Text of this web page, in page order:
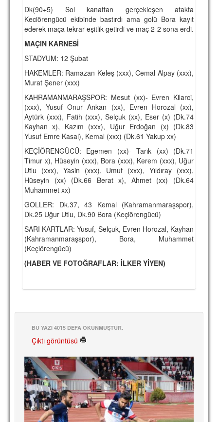
Dk(90+5) Sol kanattan gerçekleşen atakta
Keciörengücü ekibinde bastırdı ama golü Bora kayıt
ederek maça tekrar eşitlik getirdi ve maç 2-2 sona erdi.
MAÇIN KARNESİ
STADYUM: 12 Şubat
HAKEMLER: Ramazan Keleş (xxx), Cemal Alpay (xxx),
Murat Şener (xxx)
KAHRAMANMARAŞSPOR: Mesut (xx)- Evren Kilarci,
(xxx), Yusuf Onur Arıkan (xx), Evren Horozal (xx),
Aytürk (xxx), Fatih (xxx), Selçuk (xx), Eser (x) (Dk.74
Kayhan x), Kazım (xxx), Uğur Erdoğan (x) (Dk.83
Yusuf Emre Kasal), Kemal (xxx) (Dk.61 Yakup xx)
KEÇİÖRENGÜCÜ: Egemen (xx)- Tarık (xx) (Dk.71
Timur x), Hüseyin (xxx), Bora (xxx), Kerem (xxx), Uğur
Utlu (xxx), Yasin (xxx), Umut (xxx), Yıldıray (xxx),
Hüseyin (xx) (Dk.66 Berat x), Ahmet (xx) (Dk.64
Muhammet xx)
GOLLER: Dk.37, 43 Kemal (Kahramanmaraşspor),
Dk.25 Uğur Utlu, Dk.90 Bora (Keçiörengücü)
SARI KARTLAR: Yusuf, Selçuk, Evren Horozal, Kayhan
(Kahramanmaraşspor), Bora, Muhammet
(Keçiörengücü)
(HABER VE FOTOĞRAFLAR: İLKER YİYEN)
BU YAZI 4015 DEFA OKUNMUŞTUR.
Çıktı görüntüsü